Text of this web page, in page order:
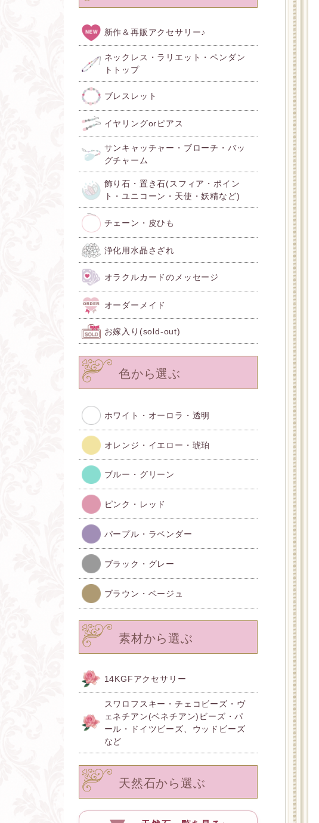
新作＆再販アクセサリー♪
ネックレス・ラリエット・ペンダン
トトップ
ブレスレット
イヤリングorピアス
サンキャッチャー・ブローチ・バッ
グチャーム
飾り石・置き石(スフィア・ポイン
ト・ユニコーン・天使・妖精など)
チェーン・皮ひも
浄化用水晶さざれ
オラクルカードのメッセージ
オーダーメイド
お嫁入り(sold-out)
色から選ぶ
ホワイト・オーロラ・透明
オレンジ・イエロー・琥珀
ブルー・グリーン
ピンク・レッド
パープル・ラベンダー
ブラック・グレー
ブラウン・ベージュ
素材から選ぶ
14KGFアクセサリー
スワロフスキー・チェコビーズ・ヴ
ェネチアン(ベネチアン)ビーズ・パ
ール・ドイツビーズ、ウッドビーズ
など
天然石から選ぶ